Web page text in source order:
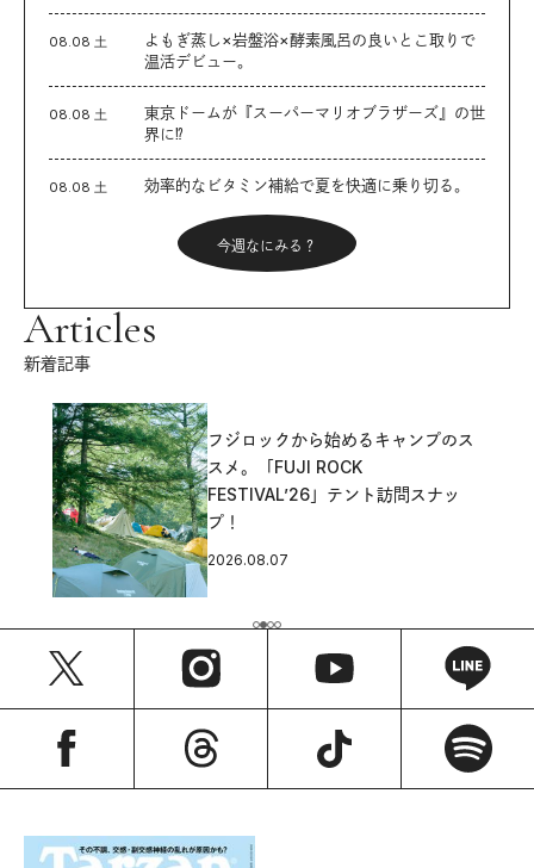
08.08 土
よもぎ蒸し×岩盤浴×酵素風呂の良いとこ取りで
温活デビュー。
08.08 土
東京ドームが『スーパーマリオブラザーズ』の世
界に⁉︎
08.08 土 効率的なビタミン補給で夏を快適に乗り切る。
今週なにみる？
Articles
新着記事
フジロックから始めるキャンプのス
スメ。「FUJI ROCK
FESTIVAL’26」テント訪問スナッ
プ！
2026.08.07